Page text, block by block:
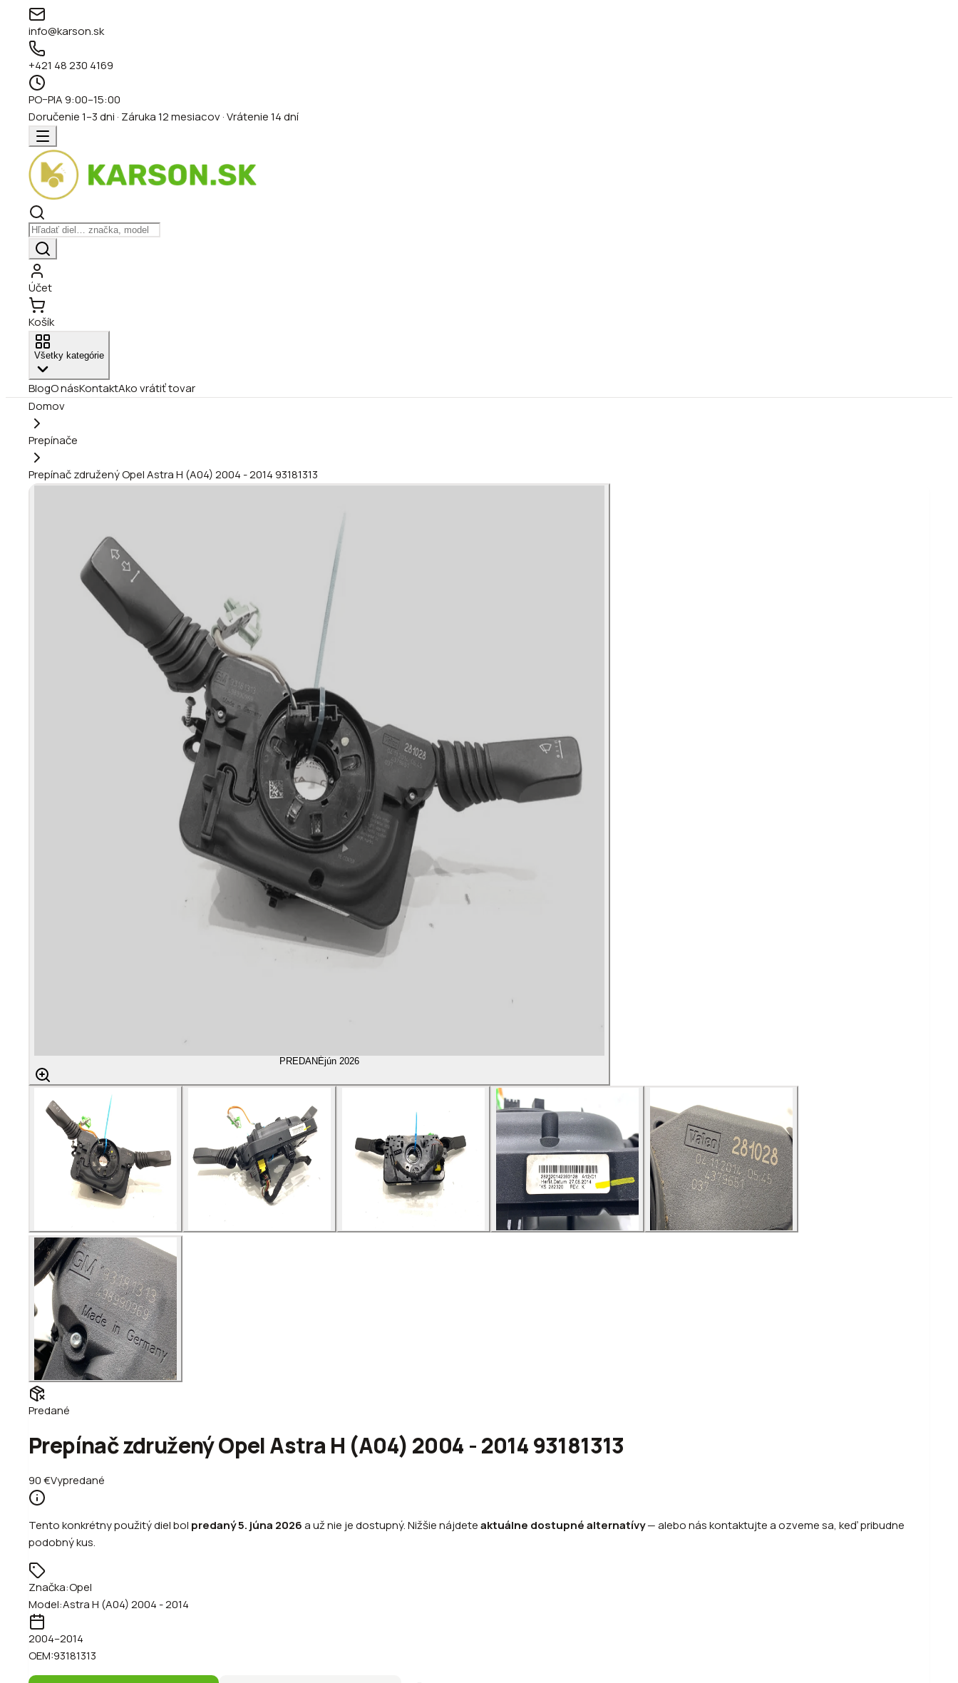
info@karson.sk
+421 48 230 4169
PO–PIA 9:00–15:00
Doručenie 1–3 dni · Záruka 12 mesiacov · Vrátenie 14 dní
Účet
Košík
Všetky kategórie
BlogO násKontaktAko vrátiť tovar
Domov
Prepínače
Prepínač združený Opel Astra H (A04) 2004 - 2014 93181313
PREDANÉjún 2026
Predané
Prepínač združený Opel Astra H (A04) 2004 - 2014 93181313
90€Vypredané
Tento konkrétny použitý diel bol predaný5. júna 2026a už nie je dostupný. Nižšie nájdeteaktuálne dostupné alternatívy—alebonás kontaktujte a ozveme sa, keď pribudne
podobný kus.
Značka:Opel
Model:Astra H (A04) 2004 - 2014
2004–2014
OEM:93181313